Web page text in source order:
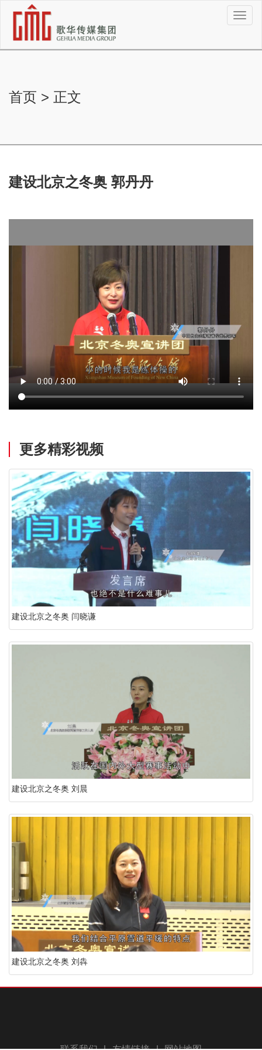
切
换
航
首页 > 正文
建设北京之冬奥 郭丹丹
更多精彩视频
建设北京之冬奥 闫晓谦
建设北京之冬奥 刘晨
建设北京之冬奥 刘犇